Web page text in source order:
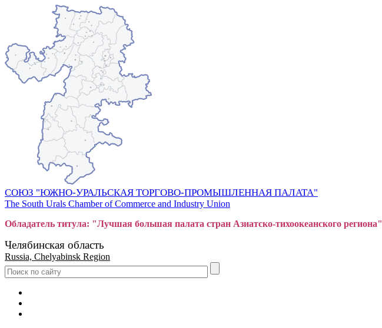
СОЮЗ "ЮЖНО-УРАЛЬСКАЯ ТОРГОВО-ПРОМЫШЛЕННАЯ ПАЛАТА"
The South Urals Chamber of Commerce and Industry Union
Обладатель титула: "Лучшая большая палата стран Азиатско-тихоокеанского региона"
Челябинская область
Russia, Chelyabinsk Region